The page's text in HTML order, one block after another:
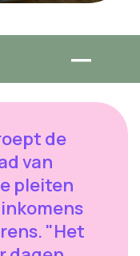
de
van
pleiten
"Het